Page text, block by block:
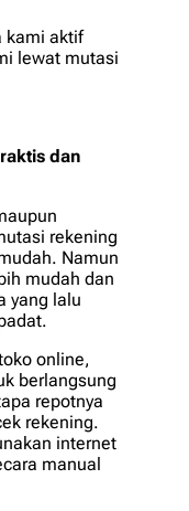
kami aktif
lewat mutasi
dan
rekening
Namun
mudah dan
yang lalu
online,
berlangsung
repotnya
rekening.
internet
manual